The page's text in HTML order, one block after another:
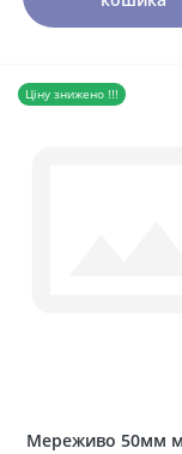
Ціну знижено !!!
Мереживо 50мм